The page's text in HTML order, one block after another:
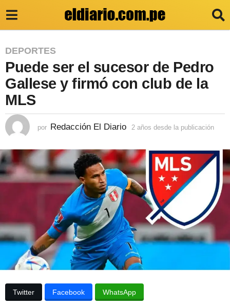
2
a
ñ
o
d
s
d
a
p
b
l
i
DEPORTES
Puede ser el sucesor de Pedro
Gallese y firmó con club de la
MLS
por Redacción El Diario 2 años desde la publicación
o
e
s
d
l
p
Twitter Facebook WhatsApp